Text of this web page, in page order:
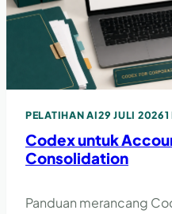
PELATIHAN AI29 JULI 2026
Codex untuk
Consolidation
Panduan merancang